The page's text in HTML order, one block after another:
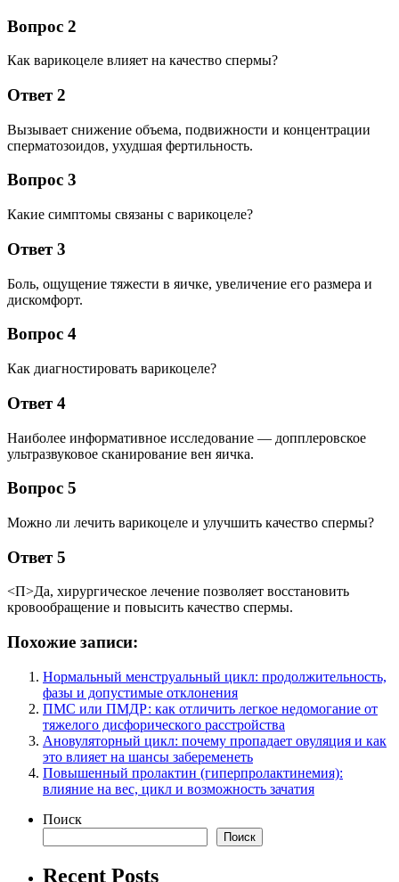
Вопрос 2
Как варикоцеле влияет на качество спермы?
Ответ 2
Вызывает снижение объема, подвижности и концентрации
сперматозоидов, ухудшая фертильность.
Вопрос 3
Какие симптомы связаны с варикоцеле?
Ответ 3
Боль, ощущение тяжести в яичке, увеличение его размера и
дискомфорт.
Вопрос 4
Как диагностировать варикоцеле?
Ответ 4
Наиболее информативное исследование — допплеровское
ультразвуковое сканирование вен яичка.
Вопрос 5
Можно ли лечить варикоцеле и улучшить качество спермы?
Ответ 5
<П>Да, хирургическое лечение позволяет восстановить
кровообращение и повысить качество спермы.
Похожие записи:
Нормальный менструальный цикл: продолжительность,
фазы и допустимые отклонения
ПМС или ПМДР: как отличить легкое недомогание от
тяжелого дисфорического расстройства
Ановуляторный цикл: почему пропадает овуляция и как
это влияет на шансы забеременеть
Повышенный пролактин (гиперпролактинемия):
влияние на вес, цикл и возможность зачатия
Поиск
Поиск
Recent Posts